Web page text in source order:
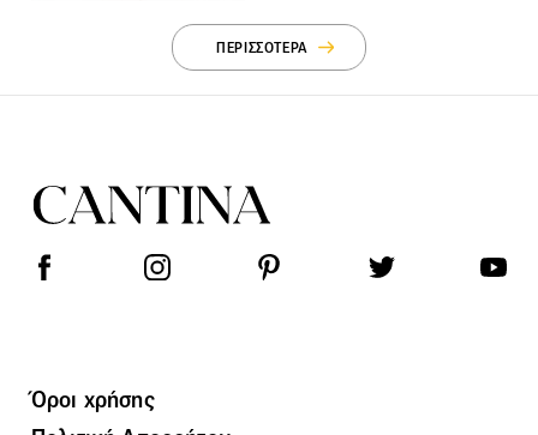
ΠΕΡΙΣΣΟΤΕΡΑ
Όροι χρήσης